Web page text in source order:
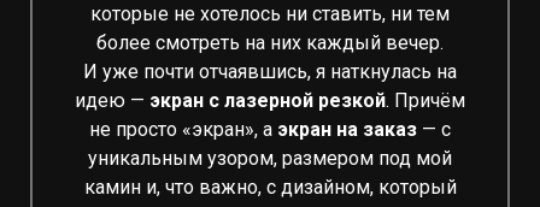
которые не хотелось ни ставить, ни тем
более смотреть на них каждый вечер.
И уже почти отчаявшись, я наткнулась на
идею — экран с лазерной резкой. Причём
не просто «экран», а экран на заказ — с
уникальным узором, размером под мой
камин и, что важно, с дизайном, который